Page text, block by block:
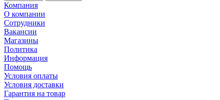
Компания
О компании
Сотрудники
Вакансии
Магазины
Политика
Информация
Помощь
Условия оплаты
Условия доставки
Гарантия на товар